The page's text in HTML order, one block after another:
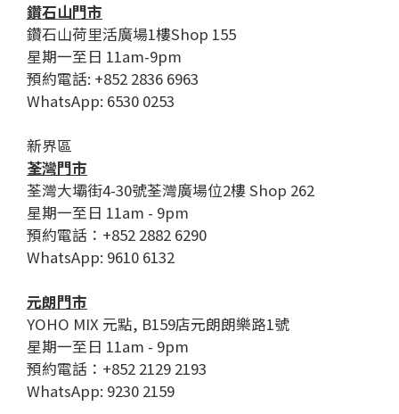
鑽石山門市
鑽石山荷里活廣場1樓Shop 155
星期一至日 11am-9pm
預約電話: +852 2836 6963
WhatsApp: 6530 0253
新界區
荃灣門市
荃灣大壩街4-30號荃灣廣場位2樓 Shop 262
星期一至日 11am - 9pm
預約電話：+852 2882 6290
WhatsApp: 9610 6132
元朗門市
YOHO MIX 元點, B159店元朗朗樂路1號
星期一至日 11am - 9pm
預約電話：+852 2129 2193
WhatsApp: 9230 2159